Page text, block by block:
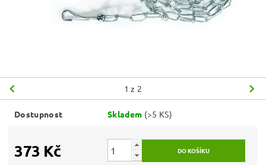
1 z 2
Dostupnost Skladem (>5 KS)
373 Kč